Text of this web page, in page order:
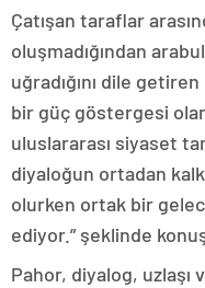
Çatışan taraflar
oluşmadığından
uğradığını dile
bir güç göstergesi
uluslararası siyaset
diyaloğun ortadan
olurken ortak bir
ediyor.” şeklinde
Pahor, diyalog, uzlaşı